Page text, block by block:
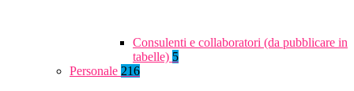
Consulenti e collaboratori (da pubblicare in
tabelle) 5
Personale 216